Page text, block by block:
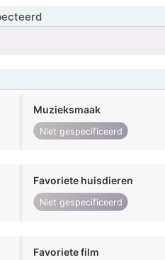
Muzieksmaak
Niet gespecificeerd
Favoriete huisdieren
Niet gespecificeerd
Favoriete film